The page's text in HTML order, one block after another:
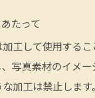
たって
工して使用する
写真素材のイメー
加工は禁止します